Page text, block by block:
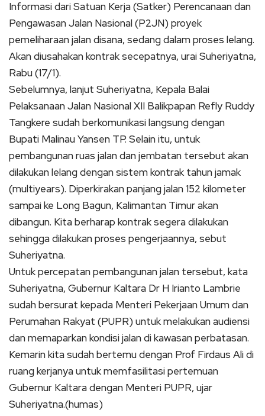
Informasi dari Satuan Kerja (Satker) Perencanaan dan
Pengawasan Jalan Nasional (P2JN) proyek
pemeliharaan jalan disana, sedang dalam proses lelang.
Akan diusahakan kontrak secepatnya, urai Suheriyatna,
Rabu (17/1).
Sebelumnya, lanjut Suheriyatna, Kepala Balai
Pelaksanaan Jalan Nasional XII Balikpapan Refly Ruddy
Tangkere sudah berkomunikasi langsung dengan
Bupati Malinau Yansen TP. Selain itu, untuk
pembangunan ruas jalan dan jembatan tersebut akan
dilakukan lelang dengan sistem kontrak tahun jamak
(multiyears). Diperkirakan panjang jalan 152 kilometer
sampai ke Long Bagun, Kalimantan Timur akan
dibangun. Kita berharap kontrak segera dilakukan
sehingga dilakukan proses pengerjaannya, sebut
Suheriyatna.
Untuk percepatan pembangunan jalan tersebut, kata
Suheriyatna, Gubernur Kaltara Dr H Irianto Lambrie
sudah bersurat kepada Menteri Pekerjaan Umum dan
Perumahan Rakyat (PUPR) untuk melakukan audiensi
dan memaparkan kondisi jalan di kawasan perbatasan.
Kemarin kita sudah bertemu dengan Prof Firdaus Ali di
ruang kerjanya untuk memfasilitasi pertemuan
Gubernur Kaltara dengan Menteri PUPR, ujar
Suheriyatna.(humas)